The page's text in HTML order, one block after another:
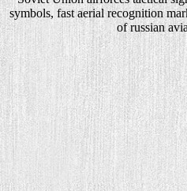
symbols, fast aerial recognition
of russian